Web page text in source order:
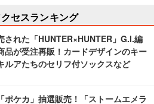
セスランキング
された「HUNTER×HUNTER」G.I.編
品が受注再販！カードデザインのキー
ルアたちのセリフ付ソックスなど
ポケカ」抽選販売！「ストームエメラ